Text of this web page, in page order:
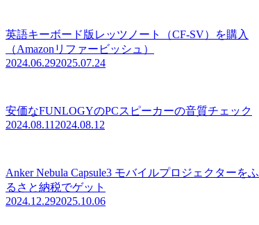
英語キーボード版レッツノート（CF-SV）を購入
（Amazonリファービッシュ）
2024.06.292025.07.24
安価なFUNLOGYのPCスピーカーの音質チェック
2024.08.11 2024.08.12
Anker Nebula Capsule3 モバイルプロジェクターをふ
るさと納税でゲット
2024.12.292025.10.06